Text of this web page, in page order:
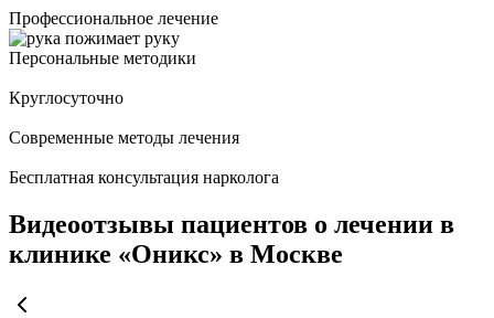
Профессиональное лечение
Персональные методики
Круглосуточно
Современные методы лечения
Бесплатная консультация нарколога
Видеоотзывы пациентов о лечении в
клинике «Оникс» в Москве